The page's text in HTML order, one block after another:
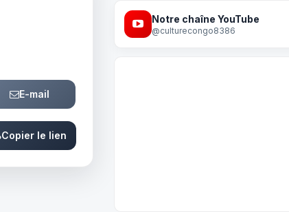
E-mail
Copier le lien
Notre chaîne YouTube
@culturecongo8386